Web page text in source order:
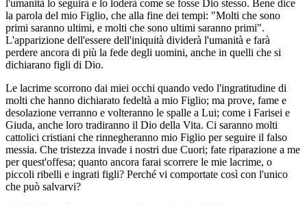
l'umanità lo seguirà e lo loderà come se fosse Dio stesso. Bene dice
la parola del mio Figlio, che alla fine dei tempi: "Molti che sono
primi saranno ultimi, e molti che sono ultimi saranno primi".
L'apparizione dell'essere dell'iniquità dividerà l'umanità e farà
perdere ancora di più la fede degli uomini, anche in quelli che si
dichiarano figli di Dio.
Le lacrime scorrono dai miei occhi quando vedo l'ingratitudine di
molti che hanno dichiarato fedeltà a mio Figlio; ma prove, fame e
desolazione verranno e volteranno le spalle a Lui; come i Farisei e
Giuda, anche loro tradiranno il Dio della Vita. Ci saranno molti
cattolici cristiani che rinnegheranno mio Figlio per seguire il falso
messia. Che tristezza invade i nostri due Cuori; fate riparazione a me
per quest'offesa; quanto ancora farai scorrere le mie lacrime, o
piccoli ribelli e ingrati figli? Perché vi comportate così con l'unico
che può salvarvi?